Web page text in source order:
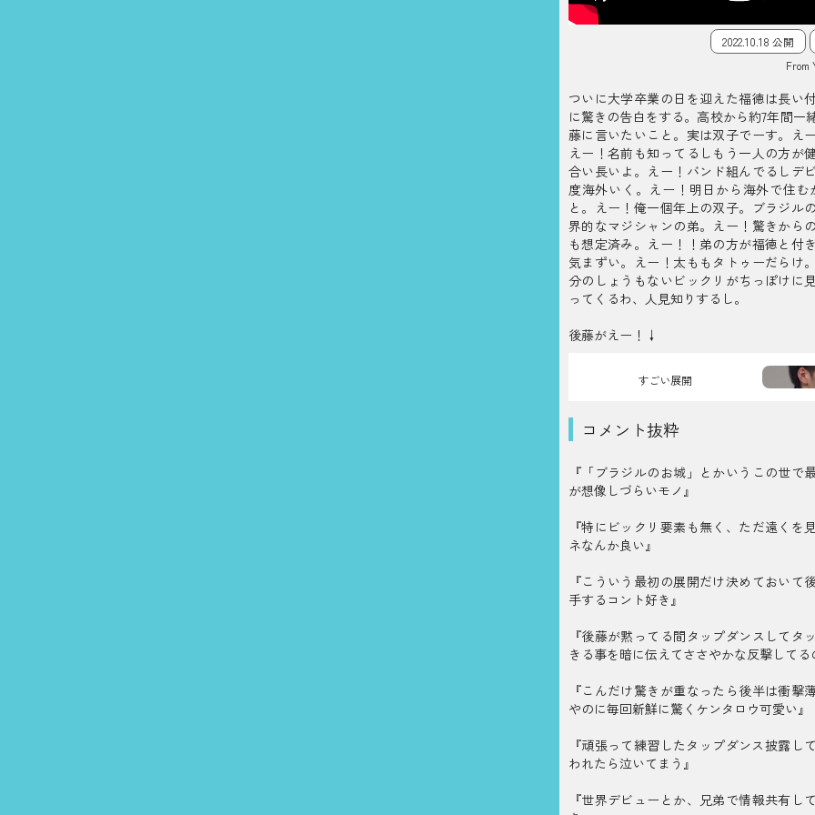
2022.10.18 公開
From
ついに大学卒業の日を迎えた福徳は長い
に驚きの告白をする。高校から約7年間一
藤に言いたいこと。実は双子でーす。え
えー！名前も知ってるしもう一人の方が
合い長いよ。えー！バンド組んでるしデ
度海外いく。えー！明日から海外で住む
と。えー！俺一個年上の双子。ブラジル
界的なマジシャンの弟。えー！驚きから
も想定済み。えー！！弟の方が福徳と付
気まずい。えー！太ももタトゥーだらけ
分のしょうもないビックリがちっぽけに
ってくるわ、人見知りするし。
後藤がえー！↓
すごい展開
コメント抜粋
『「ブラジルのお城」とかいうこの世で
が想像しづらいモノ』
『特にビックリ要素も無く、ただ遠くを
ネなんか良い』
『こういう最初の展開だけ決めておいて
手するコント好き』
『後藤が黙ってる間タップダンスしてタ
きる事を暗に伝えてささやかな反撃してる
『こんだけ驚きが重なったら後半は衝撃
やのに毎回新鮮に驚くケンタロウ可愛い』
『頑張って練習したタップダンス披露し
われたら泣いてまう』
『世界デビューとか、兄弟で情報共有し